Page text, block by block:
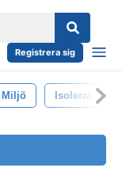
Registrera sig
Miljö Isolerat